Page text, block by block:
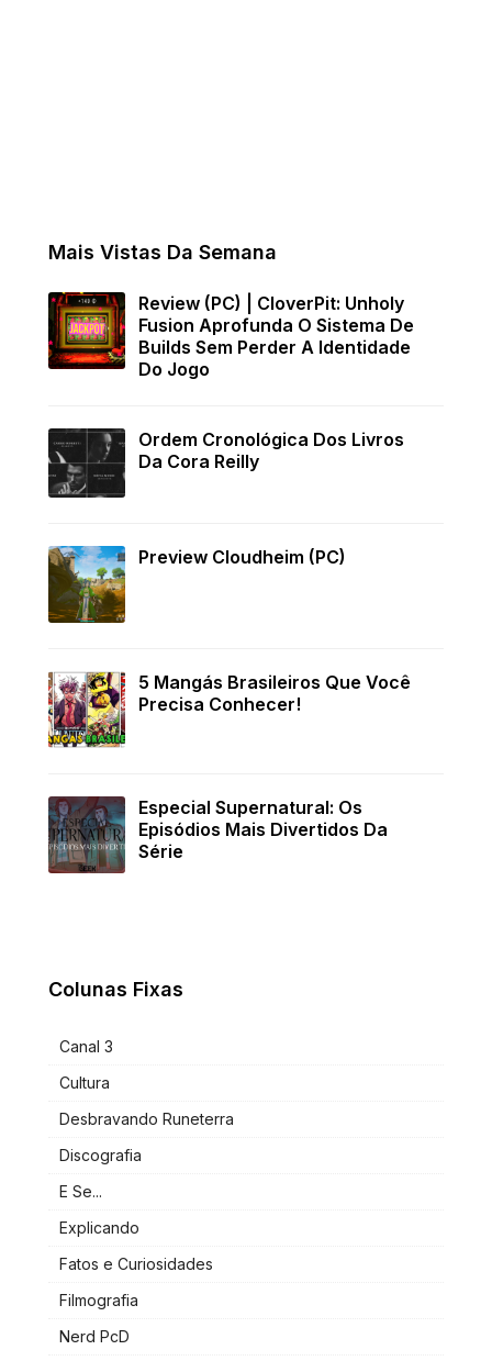
Mais Vistas Da Semana
Review (PC) | CloverPit: Unholy
Fusion Aprofunda O Sistema De
Builds Sem Perder A Identidade
Do Jogo
Ordem Cronológica Dos Livros
Da Cora Reilly
Preview Cloudheim (PC)
5 Mangás Brasileiros Que Você
Precisa Conhecer!
Especial Supernatural: Os
Episódios Mais Divertidos Da
Série
Colunas Fixas
Canal 3
Cultura
Desbravando Runeterra
Discografia
E Se...
Explicando
Fatos e Curiosidades
Filmografia
Nerd PcD